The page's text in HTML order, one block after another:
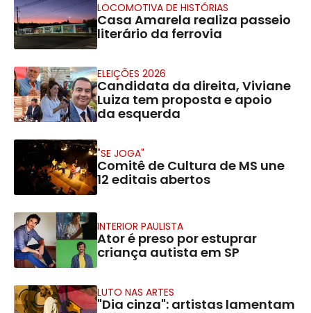
LOCOMOTIVA DE HISTÓRIAS
Casa Amarela realiza passeio
literário da ferrovia
ELEIÇÕES 2026
Candidata da direita, Viviane
Luiza tem proposta e apoio
da esquerda
"SE JOGA"
Comitê de Cultura de MS une
12 editais abertos
INTERIOR PAULISTA
Ator é preso por estuprar
criança autista em SP
LUTO NAS ARTES
"Dia cinza": artistas lamentam